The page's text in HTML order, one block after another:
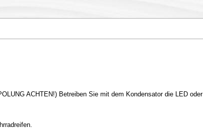
ACHTEN!) Betreiben Sie mit dem Kondensator die LED oder